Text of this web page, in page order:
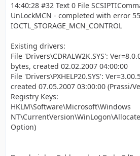
14:40:28 #32 Text 0 File
UnLockMCN - completed with error
IOCTL_STORAGE_MCN_CONTROL
Existing drivers:
File 'Drivers\CDRALW2K.SYS':
bytes, created 02.02.2007 04:00:00
File 'Drivers\PXHELP20.SYS':
created 07.05.2007 03:00:00 (Prassi/
Registry Keys:
HKLM\Software\Microsoft\Windows
Option)